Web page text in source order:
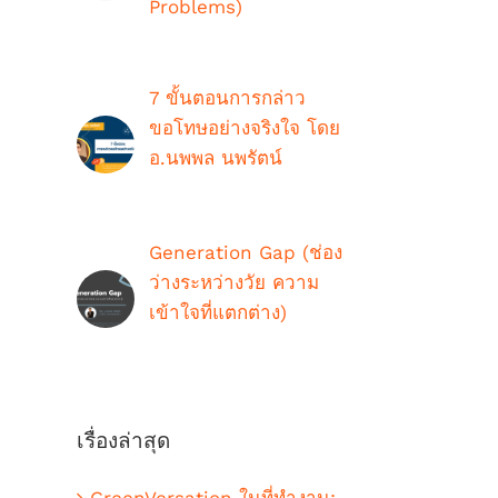
Problems)
7 ขั้นตอนการกล่าว
ขอโทษอย่างจริงใจ โดย
อ.นพพล นพรัตน์
Generation Gap (ช่อง
ว่างระหว่างวัย ความ
เข้าใจที่แตกต่าง)
เรื่องล่าสุด